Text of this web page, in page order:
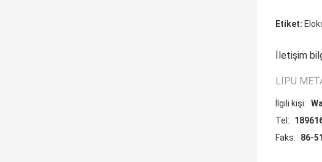
Etiket:
İletişim
LIPU
İlgili kişi:
Tel:
Faks:
86-